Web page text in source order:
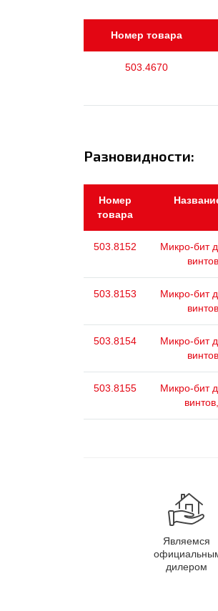
Номер товара
503.4670
Разновидности:
Номер
товара
503.8152
Микро-бит
503.8153
Микро-бит
503.8154
Микро-бит
503.8155
Микро-бит
Являемся
дилером